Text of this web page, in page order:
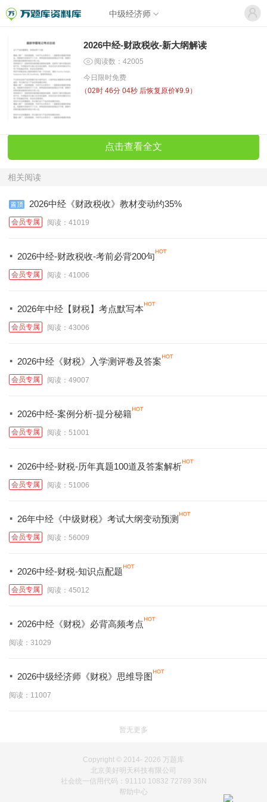
中级经济师
2026中经-财政税收-新大纲解读
阅读数：42005
今日限时免费
（02时 46分 04秒 后恢复原价¥9.9）
点击查看全文
相关阅读
2026中经《财政税收》教材变动约35%
会员专属 阅读：41019
· 2026中经-财政税收-考前必背200句
会员专属 阅读：41006
· 2026年中经【财税】考点默写本
会员专属 阅读：43006
· 2026中经《财税》入学测评卷及答案
会员专属 阅读：49007
· 2026中经-案例分析-提分秘籍
会员专属 阅读：51001
· 2026中经-财税-历年真题100道及答案解析
会员专属 阅读：51006
· 26年中经《中级财税》考试大纲变动预测
会员专属 阅读：56009
· 2026中经-财税-知识点配题
会员专属 阅读：45012
· 2026中经《财税》必背高频考点
阅读：31029
· 2026中级经济师《财税》思维导图
阅读：11007
暂无更多
Copyright © 2014- 2026 万题库
北京美好明天科技有限公司
社会统一信用代码：91110 10832 72789 36N
帮助中心